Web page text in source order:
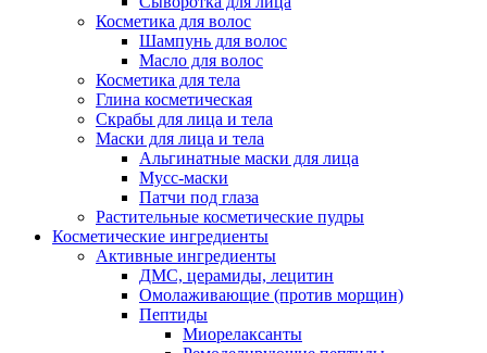
Косметика для волос
Шампунь для волос
Масло для волос
Косметика для тела
Глина косметическая
Скрабы для лица и тела
Маски для лица и тела
Альгинатные маски для лица
Мусс-маски
Патчи под глаза
Растительные косметические пудры
Косметические ингредиенты
Активные ингредиенты
ДМС, церамиды, лецитин
Омолаживающие (против морщин)
Пептиды
Миорелаксанты